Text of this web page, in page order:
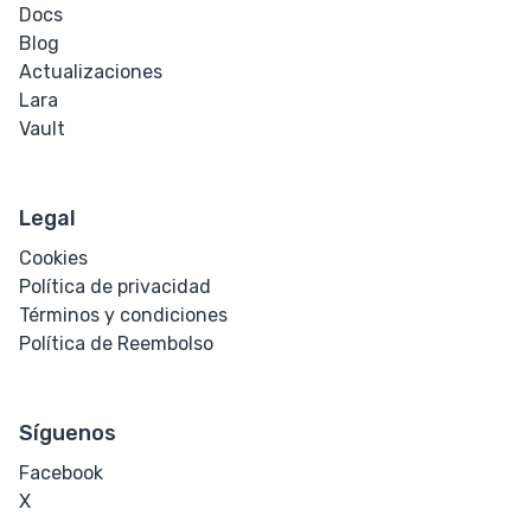
Sangría de
Texto
Sombra de
Transformación
de Texto
Espacio en
Blanco
Espaciado de
Docs
Blog
Actualizaciones
Lara
Vault
Legal
Cookies
Política de privacidad
Términos y condiciones
Política de Reembolso
Síguenos
Facebook
X